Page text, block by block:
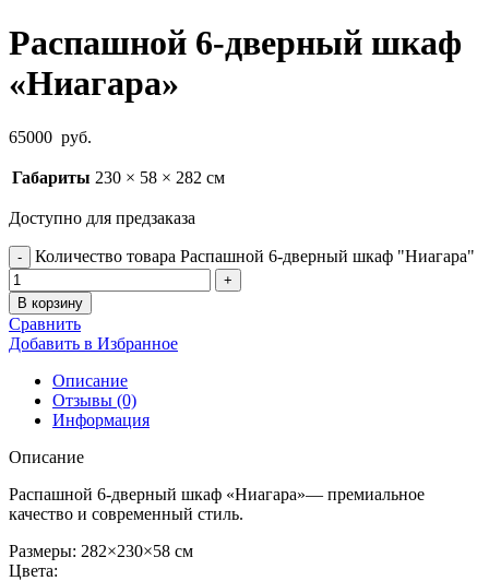
Распашной 6-дверный шкаф
«Ниагара»
65000 руб.
Габариты 230 × 58 × 282 см
Доступно для предзаказа
Количество товара Распашной 6-дверный шкаф "Ниагара"
В корзину
Сравнить
Добавить в Избранное
Описание
Отзывы (0)
Информация
Описание
Распашной 6-дверный шкаф «Ниагара»— премиальное
качество и современный стиль.
Размеры: 282×230×58 см
Цвета: